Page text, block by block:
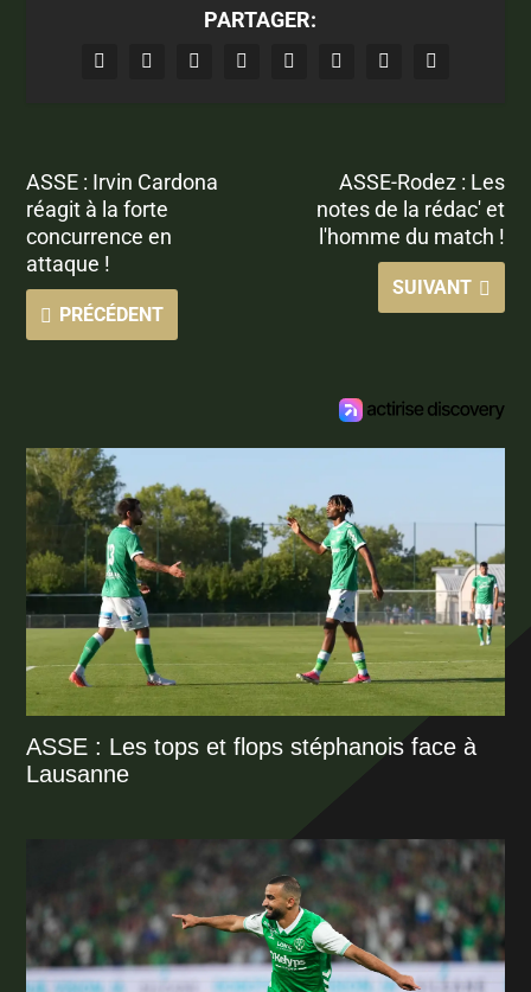
PARTAGER:
ASSE : Irvin Cardona
réagit à la forte
concurrence en
attaque !
PRÉCÉDENT
ASSE-Rodez : Les
notes de la rédac' et
l'homme du match !
SUIVANT
ASSE : Les tops et flops stéphanois face à
Lausanne